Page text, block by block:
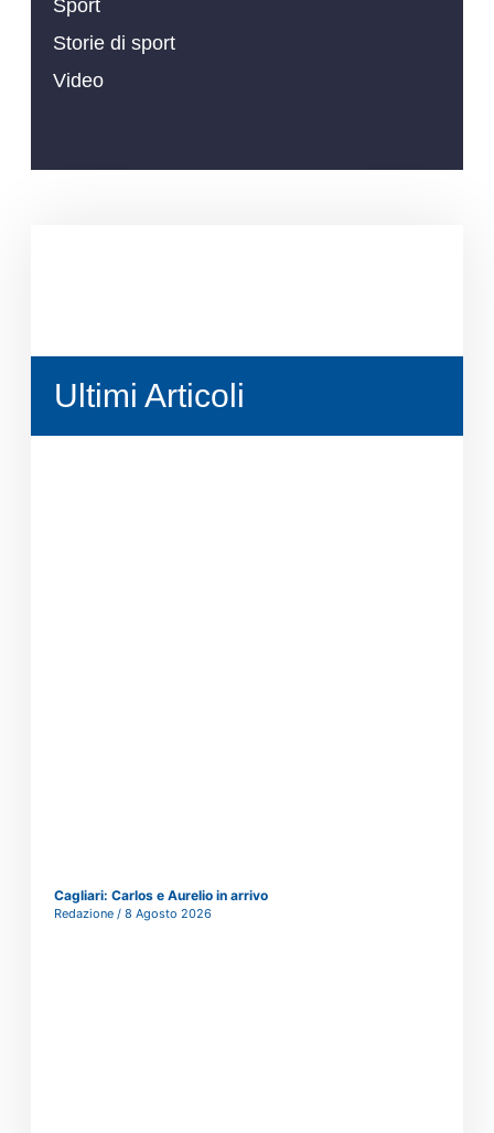
Sport
Storie di sport
Video
Ultimi Articoli
Cagliari: Carlos e Aurelio in arrivo
Redazione 8 Agosto 2026